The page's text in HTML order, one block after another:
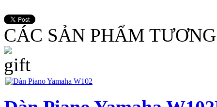
CÁC SẢN PHẨM